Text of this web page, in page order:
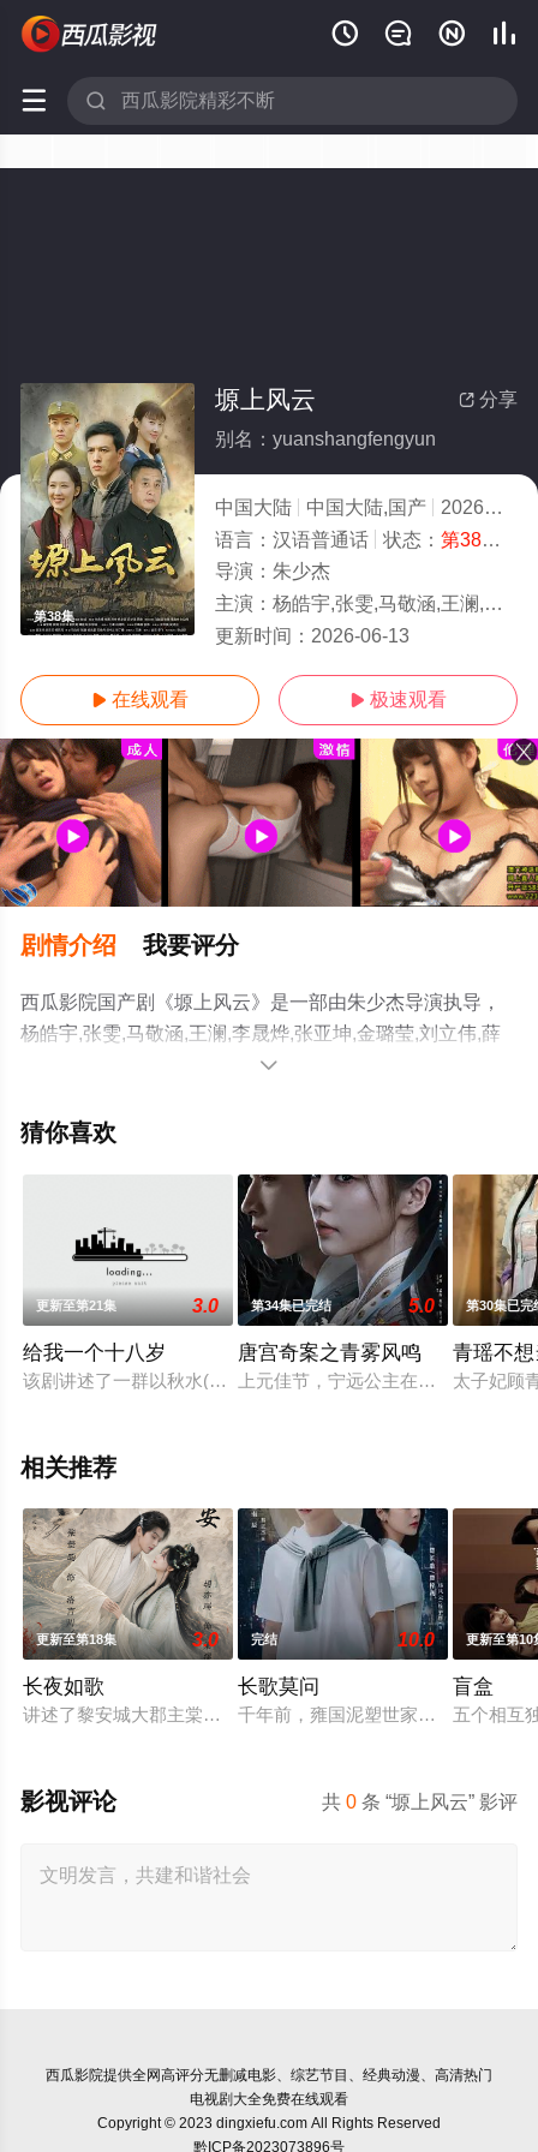
   
 
第38集
 分享
塬上风云
别名：yuanshangfengyun
中国大陆 中国大陆,国产 2026
6.0
语言： 汉语普通话 状态： 第38集
导演： 朱少杰
主演： 杨皓宇,张雯,马敬涵,王澜,李晟烨,张亚坤,金璐莹,刘立伟,薛奇
更新时间： 2026-06-13
 在线观看  极速观看
剧情介绍 我要评分
西瓜影院国产剧《塬上风云》是一部由朱少杰导演执导，
杨皓宇,张雯,马敬涵,王澜,李晟烨,张亚坤,金璐莹,刘立伟,薛
奇等演员精彩演绎的中国大陆电视剧，手机免费观看高清
免费观看，更多剧情信息可移步至豆瓣电视剧、电视猫或

猜你喜欢
更新至第21集 3.0
给我一个十八岁
该剧讲述了一群以秋水(郭麒麟饰)为首的少年，围绕友谊、爱情
第34集已完结 5.0
唐宫奇案之青雾风鸣
上元佳节，宁远公主在夜宴上离奇
第30集已完
青瑶不
太子妃顾
相关推荐
更新至第18集 3.0
长夜如歌
讲述了黎安城大郡主棠溪槿与烈云峥之间曲折动人的情感，以
完结 10.0
长歌莫问
千年前，雍国泥塑世家楚门因进贡的
更新至第10
盲盒
五个相互
共0 条 “塬上风云” 影评
影视评论
西瓜影院提供全网高评分无删减电影、综艺节目、经典动漫、高清热门
电视剧大全免费在线观看
Copyright © 2023 dingxiefu.com All Rights Reserved
黔ICP备2023073896号